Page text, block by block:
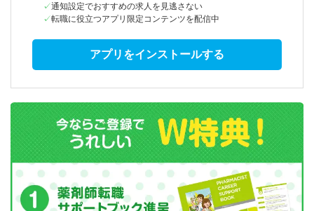
通知設定でおすすめの求人を見逃さない
転職に役立つアプリ限定コンテンツを配信中
アプリをインストールする